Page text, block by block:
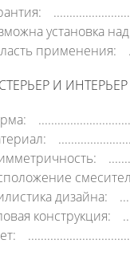
установка
применения:
И ИНТЕРЬЕР
дизайна:
конструкция: